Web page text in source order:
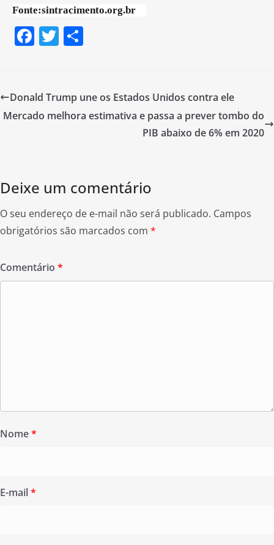
Fonte:sintracimento.org.br
F
e
b
T
er e
Donald Trump une os Estados Unidos contra ele
Mercado melhora estimativa e passa a prever tombo do
PIB abaixo de 6% em 2020
Deixe um comentário
O seu endereço de e-mail não será publicado. Campos
obrigatórios são marcados com *
Comentário *
Nome*
E-mail*